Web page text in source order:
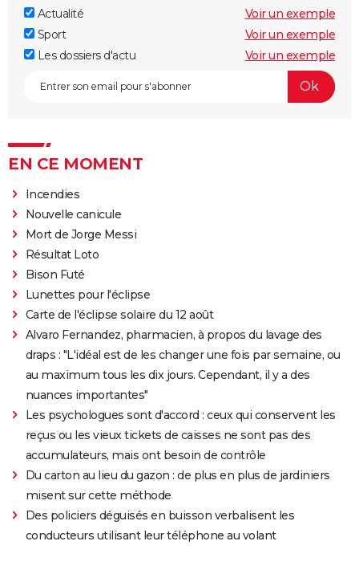
Actualité
Voir un exemple
Sport
Voir un exemple
Les dossiers d'actu
Voir un exemple
EN CE MOMENT
Incendies
Nouvelle canicule
Mort de Jorge Messi
Résultat Loto
Bison Futé
Lunettes pour l'éclipse
Carte de l'éclipse solaire du 12 août
Alvaro Fernandez, pharmacien, à propos du lavage des
draps : "L'idéal est de les changer une fois par semaine, ou
au maximum tous les dix jours. Cependant, il y a des
nuances importantes"
Les psychologues sont d'accord : ceux qui conservent les
reçus ou les vieux tickets de caisses ne sont pas des
accumulateurs, mais ont besoin de contrôle
Du carton au lieu du gazon : de plus en plus de jardiniers
misent sur cette méthode
Des policiers déguisés en buisson verbalisent les
conducteurs utilisant leur téléphone au volant